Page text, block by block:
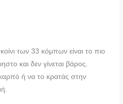
των 33 κόμπων είναι το πιο
και δεν γίνεται βάρος.
ή να το κρατάς στην